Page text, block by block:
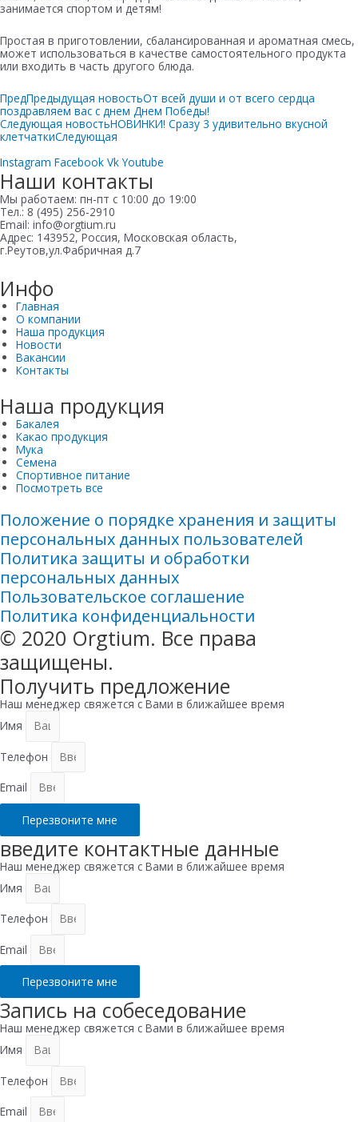
занимается спортом и детям!
Простая в приготовлении, сбалансированная и ароматная смесь,
может использоваться в качестве самостоятельного продукта
или входить в часть другого блюда.
ПредПредыдущая новостьОт всей души и от всего сердца
поздравляем вас с днем Днем Победы!
Следующая новостьНОВИНКИ! Сразу 3 удивительно вкусной
клетчаткиСледующая
Instagram Facebook Vk Youtube
Наши контакты
Мы работаем: пн-пт с 10:00 до 19:00
Тел.: 8 (495) 256-2910
Email: info@orgtium.ru
Адрес: 143952, Россия, Московская область,
г.Реутов,ул.Фабричная д.7
Инфо
Главная
О компании
Наша продукция
Новости
Вакансии
Контакты
Наша продукция
Бакалея
Какао продукция
Мука
Семена
Спортивное питание
Посмотреть все
Положение о порядке хранения и защиты
персональных данных пользователей
Политика защиты и обработки
персональных данных
Пользовательское соглашение
Политика конфиденциальности​
© 2020 Orgtium. Все права
защищены.
Получить предложение
Наш менеджер свяжется с Вами в ближайшее время
Имя
Телефон
Email
Перезвоните мне
введите контактные данные
Наш менеджер свяжется с Вами в ближайшее время
Имя
Телефон
Email
Перезвоните мне
Запись на собеседование
Наш менеджер свяжется с Вами в ближайшее время
Имя
Телефон
Email